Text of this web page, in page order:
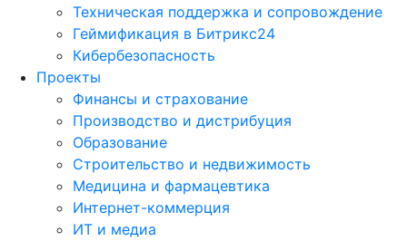
Техническая поддержка и сопровождение
Геймификация в Битрикс24
Кибербезопасность
Проекты
Финансы и страхование
Производство и дистрибуция
Образование
Строительство и недвижимость
Медицина и фармацевтика
Интернет-коммерция
ИТ и медиа